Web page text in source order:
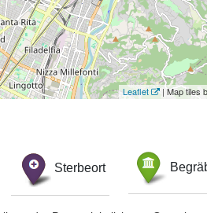
Leaflet | Map tiles
Sterbeort